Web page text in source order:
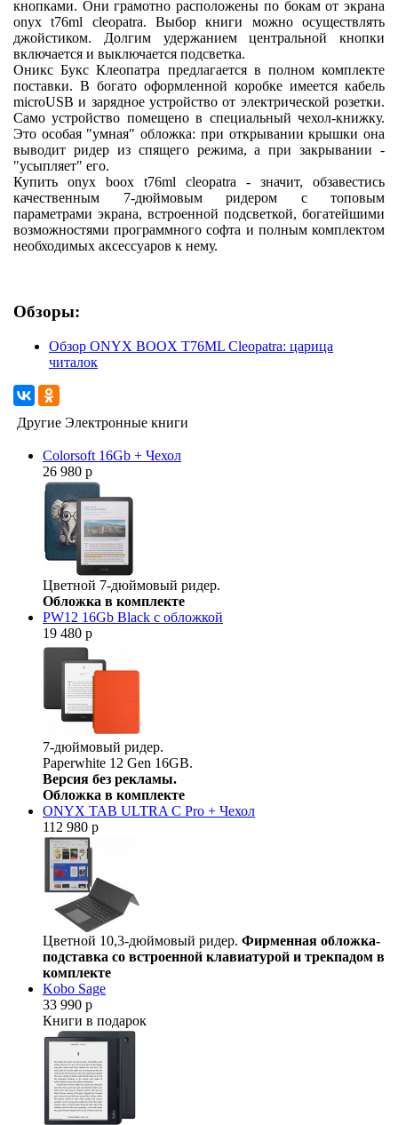
кнопками. Они грамотно расположены по бокам от экрана
onyx t76ml cleopatra. Выбор книги можно осуществлять
джойстиком. Долгим удержанием центральной кнопки
включается и выключается подсветка.
Оникс Букс Клеопатра предлагается в полном комплекте
поставки. В богато оформленной коробке имеется кабель
microUSB и зарядное устройство от электрической розетки.
Само устройство помещено в специальный чехол-книжку.
Это особая "умная" обложка: при открывании крышки она
выводит ридер из спящего режима, а при закрывании -
"усыпляет" его.
Купить onyx boox t76ml cleopatra - значит, обзавестись
качественным 7-дюймовым ридером с топовым
параметрами экрана, встроенной подсветкой, богатейшими
возможностями программного софта и полным комплектом
необходимых аксессуаров к нему.
Обзоры:
Обзор ONYX BOOX T76ML Cleopatra: царица
читалок
Другие Электронные книги
Colorsoft 16Gb + Чехол
26 980 р
Цветной 7-дюймовый ридер.
Обложка в комплекте
PW12 16Gb Black с обложкой
19 480 р
7-дюймовый ридер.
Paperwhite 12 Gen 16GB.
Версия без рекламы.
Обложка в комплекте
ONYX TAB ULTRA C Pro + Чехол
112 980 р
Цветной 10,3-дюймовый ридер. Фирменная обложка-
подставка со встроенной клавиатурой и трекпадом в
комплекте
Kobo Sage
33 990 р
Книги в подарок